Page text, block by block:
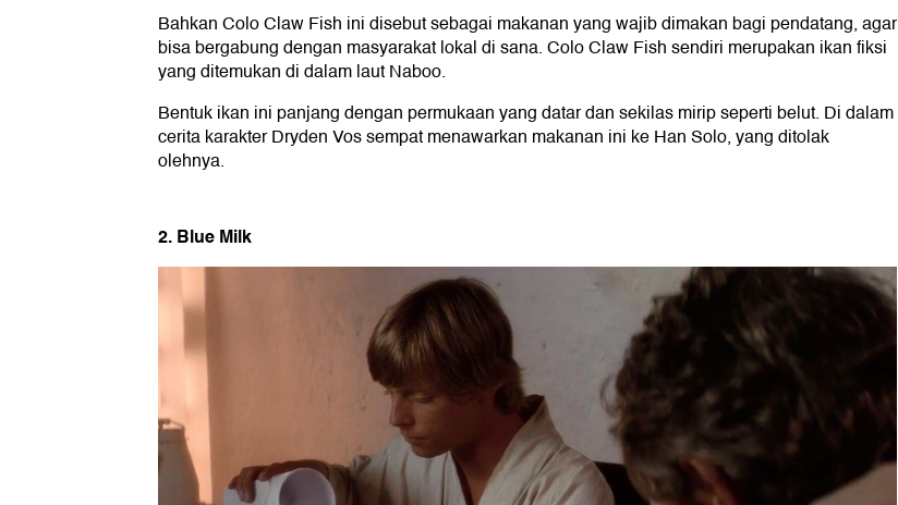
Bahkan Colo Claw Fish ini disebut sebagai makanan yang wajib dimakan bagi pendatang, agar
bisa bergabung dengan masyarakat lokal di sana. Colo Claw Fish sendiri merupakan ikan fiksi
yang ditemukan di dalam laut Naboo.
Bentuk ikan ini panjang dengan permukaan yang datar dan sekilas mirip seperti belut. Di dalam
cerita karakter Dryden Vos sempat menawarkan makanan ini ke Han Solo, yang ditolak
olehnya.
2. Blue Milk